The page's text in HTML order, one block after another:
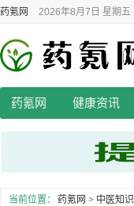
药氪网 2026年8月7日 星期五
药氪网 健康资讯
当前位置： 药氪网 > 中医知识